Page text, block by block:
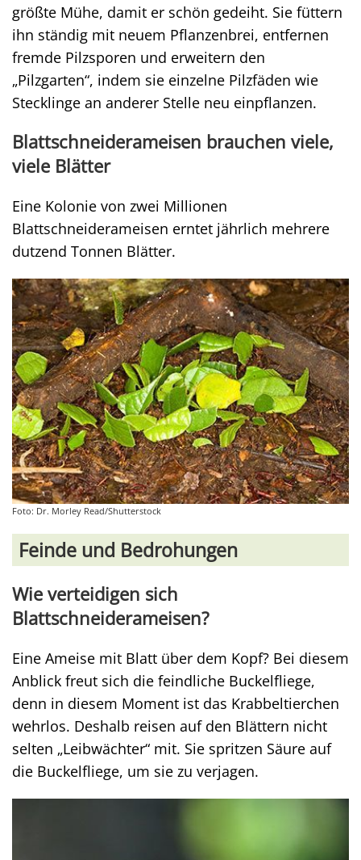
größte Mühe, damit er schön gedeiht. Sie füttern
ihn ständig mit neuem Pflanzenbrei, entfernen
fremde Pilzsporen und erweitern den
„Pilzgarten“, indem sie einzelne Pilzfäden wie
Stecklinge an anderer Stelle neu einpflanzen.
Blattschneiderameisen brauchen viele,
viele Blätter
Eine Kolonie von zwei Millionen
Blattschneiderameisen erntet jährlich mehrere
dutzend Tonnen Blätter.
Foto: Dr. Morley Read/Shutterstock
Feinde und Bedrohungen
Wie verteidigen sich
Blattschneiderameisen?
Eine Ameise mit Blatt über dem Kopf? Bei diesem
Anblick freut sich die feindliche Buckelfliege,
denn in diesem Moment ist das Krabbeltierchen
wehrlos. Deshalb reisen auf den Blättern nicht
selten „Leibwächter“ mit. Sie spritzen Säure auf
die Buckelfliege, um sie zu verjagen.